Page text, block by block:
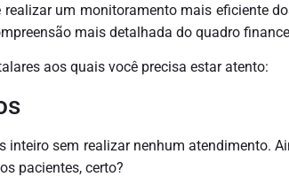
realizar um monitoramento mais eficiente
mais detalhada do quadro
aos quais você precisa estar atento:
inteiro sem realizar nenhum atendimento.
pacientes, certo?